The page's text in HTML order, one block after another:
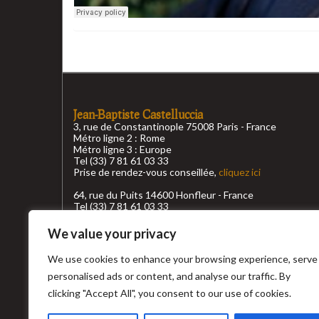
We value your privacy
We use cookies to enhance your browsing experience, serve
personalised ads or content, and analyse our traffic. By
clicking "Accept All", you consent to our use of cookies.
Jean-Baptiste Castelluccia
3, rue de Constantinople 75008 Paris - France
Métro ligne 2 : Rome
Métro ligne 3 : Europe
Tel (33) 7 81 61 03 33
Prise de rendez-vous conseillée, cliquez ici
64, rue du Puits 14600 Honfleur - France
Tel (33) 7 81 61 03 33
Conditions générales de ventes
Top recherche